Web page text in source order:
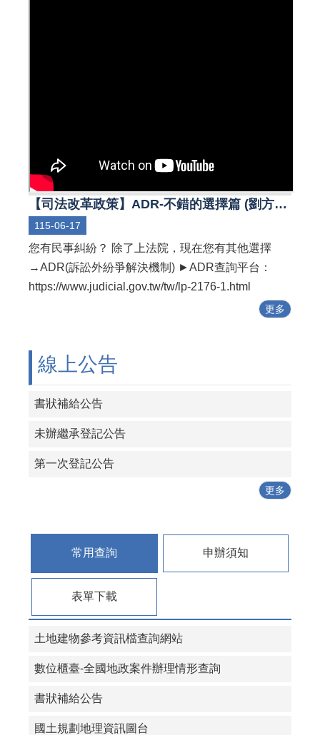
【司法改革政策】ADR-不錯的選擇篇 (劉方慈、陳昊森)
115-06-17
您有民事糾紛？ 除了上法院，現在您有其他選擇
→ADR(訴訟外紛爭解決機制) ►ADR查詢平台：
https://www.judicial.gov.tw/tw/lp-2176-1.html
更多
線上公告
書狀補給公告
未辦繼承登記公告
第一次登記公告
更多
常用查詢 申辦須知
表單下載
土地建物參考資訊檔查詢網站
數位櫃臺-全國地政案件辦理情形查詢
書狀補給公告
國土規劃地理資訊圖台